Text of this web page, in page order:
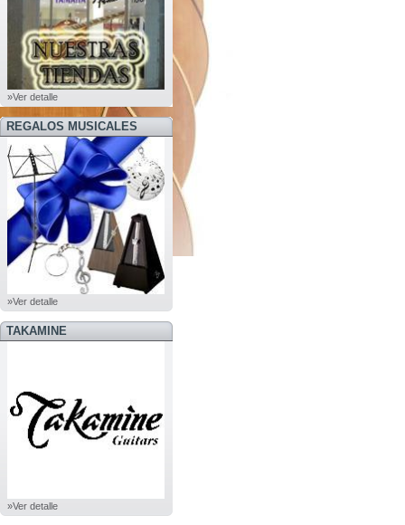
»Ver detalle
REGALOS MUSICALES
»Ver detalle
TAKAMINE
»Ver detalle